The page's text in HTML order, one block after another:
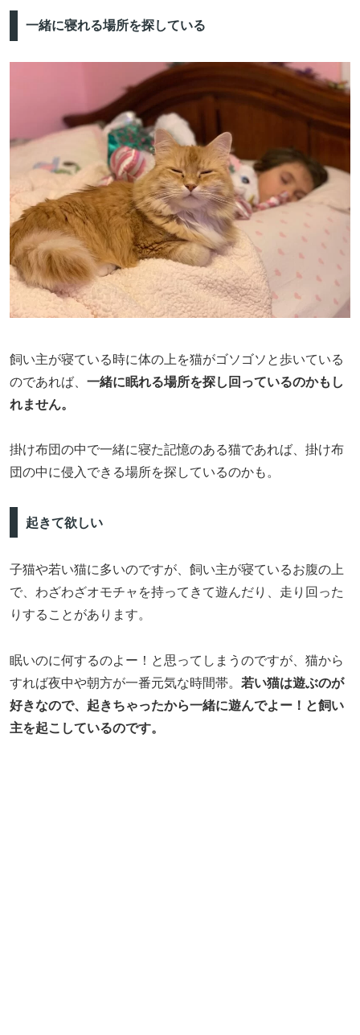
一緒に寝れる場所を探している
飼い主が寝ている時に体の上を猫がゴソゴソと歩いている
のであれば、 一緒に眠れる場所を探し回っているのかもし
れません。
掛け布団の中で一緒に寝た記憶のある猫であれば、掛け布
団の中に侵入できる場所を探しているのかも。
起きて欲しい
子猫や若い猫に多いのですが、飼い主が寝ているお腹の上
で、わざわざオモチャを持ってきて遊んだり、走り回った
りすることがあります。
眠いのに何するのよー！と思ってしまうのですが、猫から
すれば夜中や朝方が一番元気な時間帯。 若い猫は遊ぶのが
好きなので、起きちゃったから一緒に遊んでよー！と飼い
主を起こしているのです。